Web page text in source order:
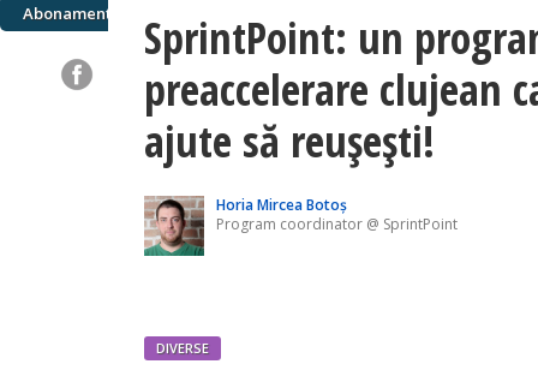
Abonamente
SprintPoint: un
preaccelerare clujean
ajute să reușești!
Horia Mircea Botoș
Program coordinator @ SprintPoint
DIVERSE